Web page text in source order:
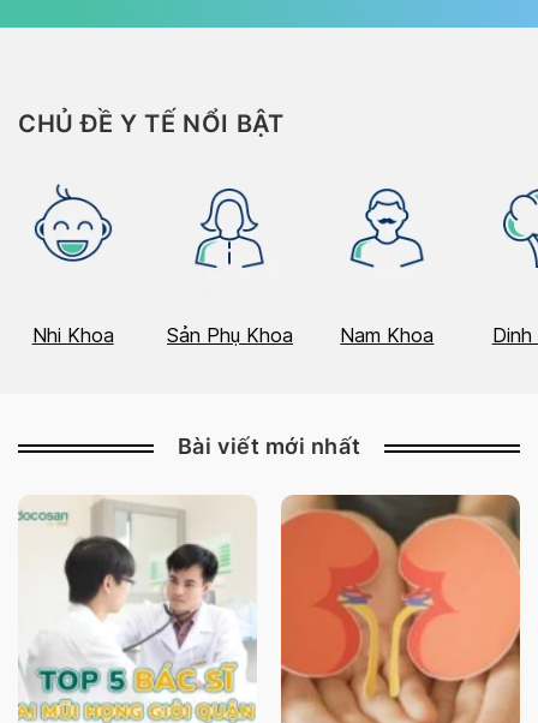
CHỦ ĐỀ Y TẾ NỔI BẬT
Nhi Khoa Sản Phụ Khoa Nam Khoa Dinh
Bài viết mới nhất